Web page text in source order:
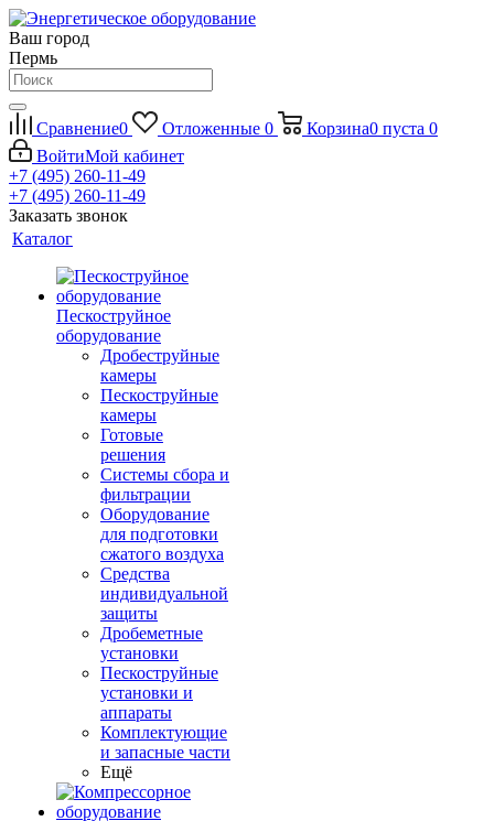
Ваш город
Пермь
Сравнение0 Отложенные 0 Корзина0 пуста 0
ВойтиМой кабинет
+7 (495) 260-11-49
+7 (495) 260-11-49
Заказать звонок
Каталог
Пескоструйное
оборудование
Дробеструйные
камеры
Пескоструйные
камеры
Готовые
решения
Системы сбора и
фильтрации
Оборудование
для подготовки
сжатого воздуха
Средства
индивидуальной
защиты
Дробеметные
установки
Пескоструйные
установки и
аппараты
Комплектующие
и запасные части
Ещё